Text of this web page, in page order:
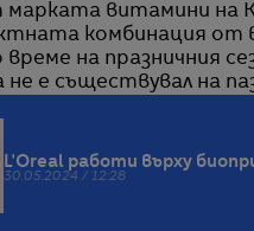
марката витамини на
комбинация
време на празничния
не е съществувал на
L'Oreal работи върху
30.05.2024 / 12:28